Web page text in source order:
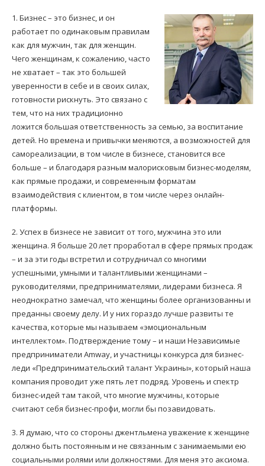
1. Бизнес – это бизнес, и он
работает по одинаковым правилам
как для мужчин, так для женщин.
Чего женщинам, к сожалению, часто
не хватает – так это большей
уверенности в себе и в своих силах,
готовности рискнуть. Это связано с
тем, что на них традиционно
ложится большая ответственность за семью, за воспитание
детей. Но времена и привычки меняются, а возможностей для
самореализации, в том числе в бизнесе, становится все
больше – и благодаря разным малорисковым бизнес-моделям,
как прямые продажи, и современным форматам
взаимодействия с клиентом, в том числе через онлайн-
платформы.
2. Успех в бизнесе не зависит от того, мужчина это или
женщина. Я больше 20 лет проработал в сфере прямых продаж
– и за эти годы встретил и сотрудничал со многими
успешными, умными и талантливыми женщинами –
руководителями, предпринимателями, лидерами бизнеса. Я
неоднократно замечал, что женщины более организованны и
преданны своему делу. И у них гораздо лучше развиты те
качества, которые мы называем «эмоциональным
интеллектом». Подтверждение тому – и наши Независимые
предприниматели Amway, и участницы конкурса для бизнес-
леди «Предпринимательский талант Украины», который наша
компания проводит уже пять лет подряд. Уровень и спектр
бизнес-идей там такой, что многие мужчины, которые
считают себя бизнес-профи, могли бы позавидовать.
3. Я думаю, что со стороны джентльмена уважение к женщине
должно быть постоянным и не связанным с занимаемыми ею
социальными ролями или должностями. Для меня это аксиома.